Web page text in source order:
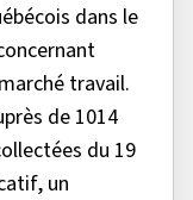
dans le
travail.
de 1014
du 19
un